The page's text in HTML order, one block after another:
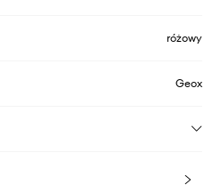
różowy
Geox